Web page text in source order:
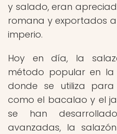
y salado, eran
romana y exportados
imperio.
Hoy en día, la
método popular en la
donde se utiliza para
como el bacalao y el
se han
avanzadas, la